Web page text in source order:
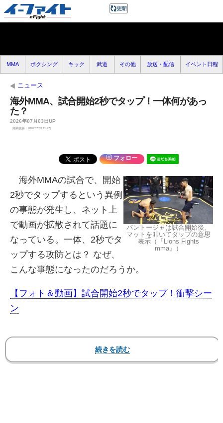
MMA ボクシング キック 武道 その他 放送・配信 イベント日程
ニュース
海外MMA、試合開始2秒でタップ！一体何があっ
た？
2026年07月03日UP
（最終更新：2026/07/03 11:47）
フォロー
パントージャは試合開始後、
マットを叩いてタップの意思
表示（『Lions Fights
mma』）
海外MMAの試合で、開始
2秒でタップするという異例
の事態が発生し、ネット上
で動画が拡散されて話題に
なっている。一体、2秒でタ
ップする攻防とは？ なぜ、
こんな事態になったのだろうか。
【フォト＆動画】試合開始2秒でタップ！衝撃シー
ン